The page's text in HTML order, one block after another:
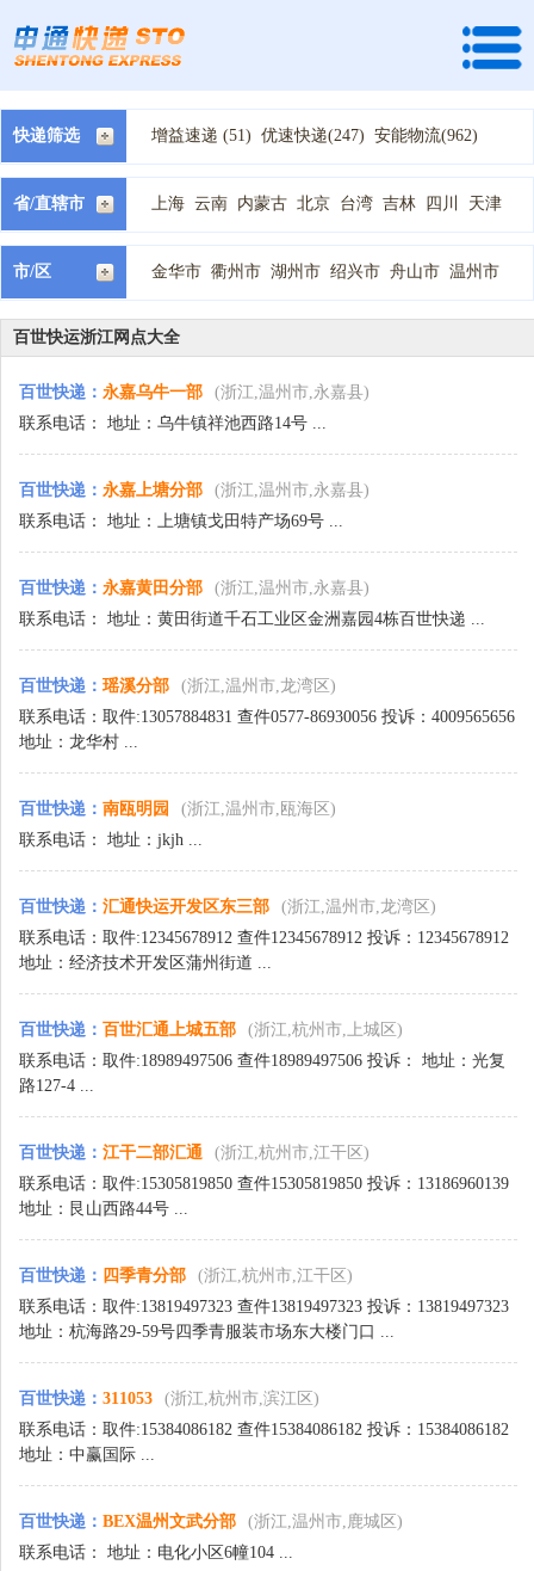
快递筛选 增益速递 (51) 优速快递(247) 安能物流(962)
快捷快递(192) 全峰快递(200) 龙邦速运 (196)
天地华宇 (148) 速尔快递(179)
宅急送快递(540)
德邦物流(555) 顺丰快递(32) 天天快递(184)
百世汇通快递(394)
申通快递(91)
圆通快递(146)
中铁物流 (1)
广通速递 (15) 恒路物流 (1) 新邦物流(46)
百世快运(51) 远成物流 (2)
省/直辖市 上海 云南 内蒙古 北京 台湾 吉林 四川
天津
宁夏 安徽 山东 山西 广东 广西 新疆 江苏 江西
河北 河南 浙江 海南 湖北 湖南 甘肃 福建 西藏
市/区 金华市 衢州市 湖州市 绍兴市 舟山市 温州市
杭州市 宁波市 嘉兴市 台州市 丽水市
百世快运浙江网点大全
百世快递 ： 永嘉乌牛一部
(浙江,温州市,永嘉县)
联系电话： 地址：乌牛镇祥池西路14号 ...
百世快递 ： 永嘉上塘分部
(浙江,温州市,永嘉县)
联系电话： 地址：上塘镇戈田特产场69号 ...
百世快递 ： 永嘉黄田分部
(浙江,温州市,永嘉县)
联系电话： 地址：黄田街道千石工业区金洲嘉园4栋百世快递 ...
百世快递 ： 瑶溪分部
(浙江,温州市,龙湾区)
联系电话：取件:13057884831 查件0577-86930056 投诉：4009565656
地址：龙华村 ...
百世快递 ： 南瓯明园
(浙江,温州市,瓯海区)
联系电话： 地址：jkjh ...
百世快递 ： 汇通快运开发区东三部
(浙江,温州市,龙湾区)
联系电话：取件:12345678912 查件12345678912 投诉：12345678912
地址：经济技术开发区蒲州街道 ...
百世快递 ： 百世汇通上城五部
(浙江,杭州市,上城区)
联系电话：取件:18989497506 查件18989497506 投诉： 地址：光复
路127-4 ...
百世快递 ： 江干二部汇通
(浙江,杭州市,江干区)
联系电话：取件:15305819850 查件15305819850 投诉：13186960139
地址：艮山西路44号 ...
百世快递 ： 四季青分部
(浙江,杭州市,江干区)
联系电话：取件:13819497323 查件13819497323 投诉：13819497323
地址：杭海路29-59号四季青服装市场东大楼门口 ...
百世快递 ： 311053
(浙江,杭州市,滨江区)
联系电话：取件:15384086182 查件15384086182 投诉：15384086182
地址：中赢国际 ...
百世快递 ： BEX温州文武分部
(浙江,温州市,鹿城区)
联系电话： 地址：电化小区6幢104 ...